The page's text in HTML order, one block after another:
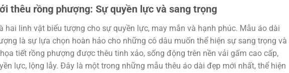
thêu rồng phượng: Sự quyền lực và sang trọng
hai linh vật biểu tượng cho sự quyền lực, may mắn và hạnh phúc. Mẫu áo dài
là sự lựa chọn hoàn hảo cho những cô dâu muốn thể hiện sự sang trọng và
tiết rồng phượng được thêu tinh xảo, sống động trên nền vải gấm cao cấp,
lực, lộng lẫy. Đây là một trong những mẫu thêu áo dài đẹp mới nhất, thể hiện